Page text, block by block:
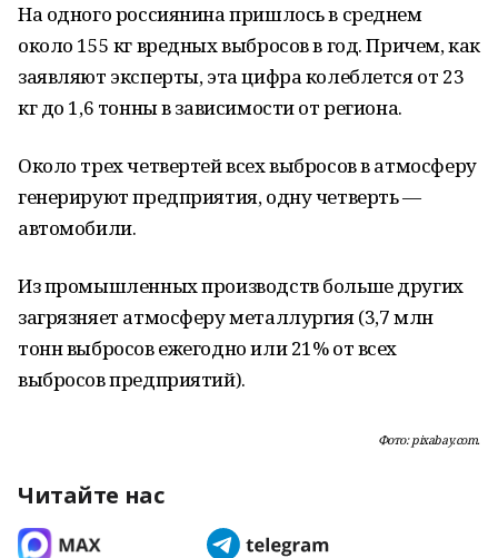
На одного россиянина пришлось в среднем
около 155 кг вредных выбросов в год. Причем, как
заявляют эксперты, эта цифра колеблется от 23
кг до 1,6 тонны в зависимости от региона.
Около трех четвертей всех выбросов в атмосферу
генерируют предприятия, одну четверть —
автомобили.
Из промышленных производств больше других
загрязняет атмосферу металлургия (3,7 млн
тонн выбросов ежегодно или 21% от всех
выбросов предприятий).
Фото: pixabay.com.
Читайте нас